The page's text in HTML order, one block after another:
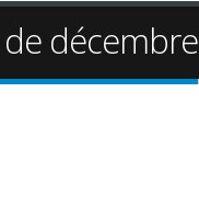
décembre